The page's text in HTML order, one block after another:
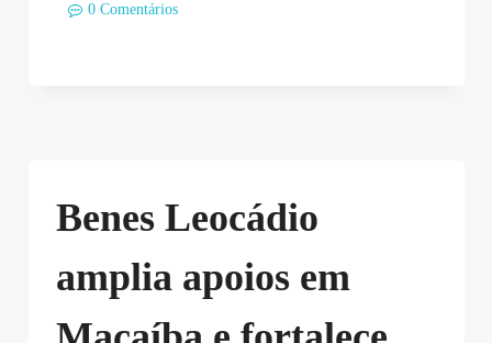
0 Comentários
Benes Leocádio
amplia apoios em